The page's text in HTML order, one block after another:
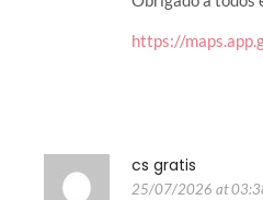
https://
cs gratis
25/07/2026 at